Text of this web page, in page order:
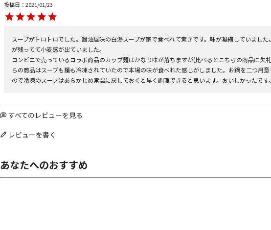
投稿日 2021/01/23
スープがトロトロでした。醤油風味の白湯スープが家で食べれて驚きです。味が凝縮していまし
が残ってて小麦感が出ていました。
コンビニで売っているコラボ商品のカップ麺はかなり味が落ちますが(比べるとこちらの商品に失
らの商品はスープも麺も冷凍されていたので本場の味が食べれた感じがしました。お鍋を二つ用
ので冷凍のスープはあらかじめ常温に戻しておくと早く調理できると思います。おいしかったです。
すべてのレビューを見る
レビューを書く
あなたへのおすすめ